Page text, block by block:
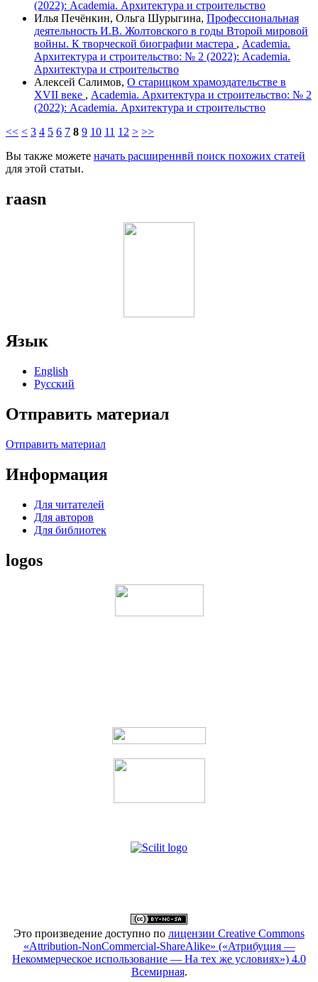
(2022): Academia. Архитектура и строительство
Илья Печёнкин, Ольга Шурыгина, Профессиональная
деятельность И.В. Жолтовского в годы Второй мировой
войны. К творческой биографии мастера , Academia.
Архитектура и строительство: № 2 (2022): Academia.
Архитектура и строительство
Алексей Салимов, О старицком храмоздательстве в
XVII веке , Academia. Архитектура и строительство: № 2
(2022): Academia. Архитектура и строительство
<< < 3 4 5 6 7 8 9 10 11 12 > >>
Вы также можете начать расширеннвй поиск похожих статей
для этой статьи.
raasn
Язык
English
Русский
Отправить материал
Отправить материал
Информация
Для читателей
Для авторов
Для библиотек
logos
Это произведение доступно по лицензии Creative Commons
«Attribution-NonCommercial-ShareAlike» («Атрибуция —
Некоммерческое использование — На тех же условиях») 4.0
Всемирная.